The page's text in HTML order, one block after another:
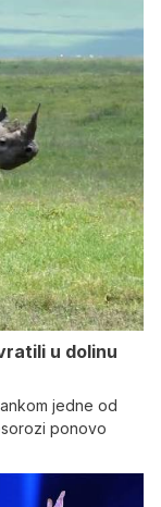
u dolinu
jedne od
ponovo